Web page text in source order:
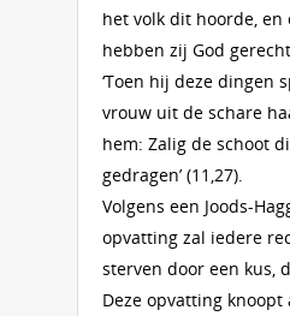
het volk dit hoorde, en
hebben zij God
‘Toen hij deze dingen
vrouw uit de schare
hem: Zalig de schoot
gedragen’ (11,27).
Volgens een Joods-
opvatting zal iedere
sterven door een kus,
Deze opvatting knoopt